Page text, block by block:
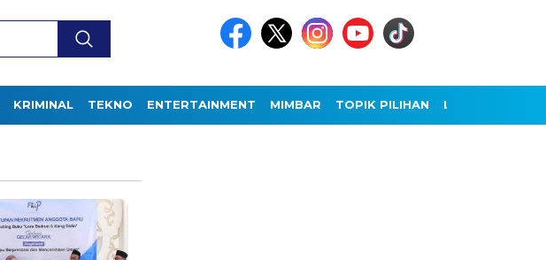
KRIMINAL TEKNO ENTERTAINMENT MIMBAR TOPIK PILIHAN LAINNYA